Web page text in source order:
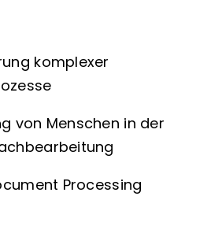
komplexer
von Menschen in der
Processing